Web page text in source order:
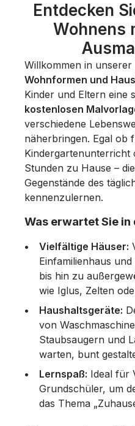
Entdecken
Wohnens
Willkommen in
Wohnformen und
Kinder und Eltern eine
kostenlosen
verschiedene
näherbringen. Egal ob
Kindergartenunterricht
Stunden zu Hause –
Gegenstände des
kennenzulernen.
Was erwartet Sie
Vielfältige Häuser:
Einfamilienhaus
bis hin zu
wie Iglus, Zelten
Haushaltsgeräte:
von
Staubsaugern und
warten, bunt
Lernspaß: Ideal für
Grundschüler, um
das Thema